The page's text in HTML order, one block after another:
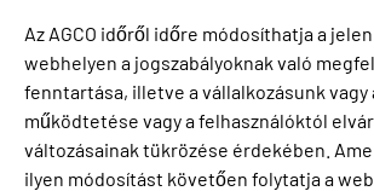
Az AGCO időről időre módosíthatja a
webhelyen a jogszabályoknak való
fenntartása, illetve a vállalkozásunk vagy
működtetése vagy a felhasználóktól
változásainak tükrözése érdekében.
ilyen módosítást követően folytatja a